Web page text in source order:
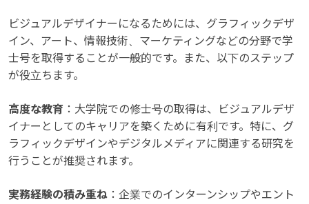
ビジュアルデザイナーになるためには、グラフィックデザ
イン、アート、情報技術、マーケティングなどの分野で学
士号を取得することが一般的です。また、以下のステップ
が役立ちます。
高度な教育 ：大学院での修士号の取得は、ビジュアルデザ
イナーとしてのキャリアを築くために有利です。特に、グ
ラフィックデザインやデジタルメディアに関連する研究を
行うことが推奨されます。
実務経験の積み重ね ：企業でのインターンシップやエント